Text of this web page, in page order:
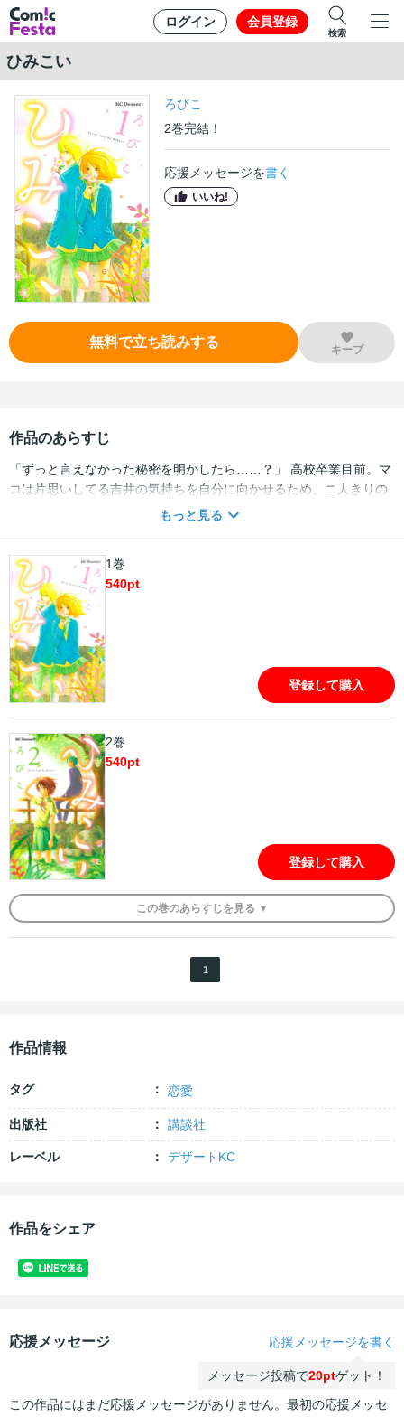
ログイン 会員登録
検索
ひみこい
ろびこ
2巻完結！
応援メッセージを書く
いいね!
無料で立ち読みする キープ
作品のあらすじ
「ずっと言えなかった秘密を明かしたら……？」 高校卒業目前。マ
コは片思いしてる吉井の気持ちを自分に向かせるため、ニ人きりの
秘密の場所で秘密のゲームを始める。高校最後の日が迫るなか、マ
もっと見る
1巻
540pt
登録して購入
2巻
540pt
登録して購入
この巻のあらすじを 見る ▼
1
作品情報
タグ 恋愛
出版社 講談社
レーベル デザートKC
作品をシェア
応援メッセージ 応援メッセージを書く
メッセージ投稿で20ptゲット！
この作品にはまだ応援メッセージがありません。最初の応援メッセ